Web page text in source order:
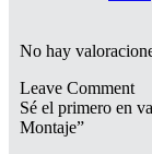
No hay
Leave Comment
Sé el primero en
Montaje”